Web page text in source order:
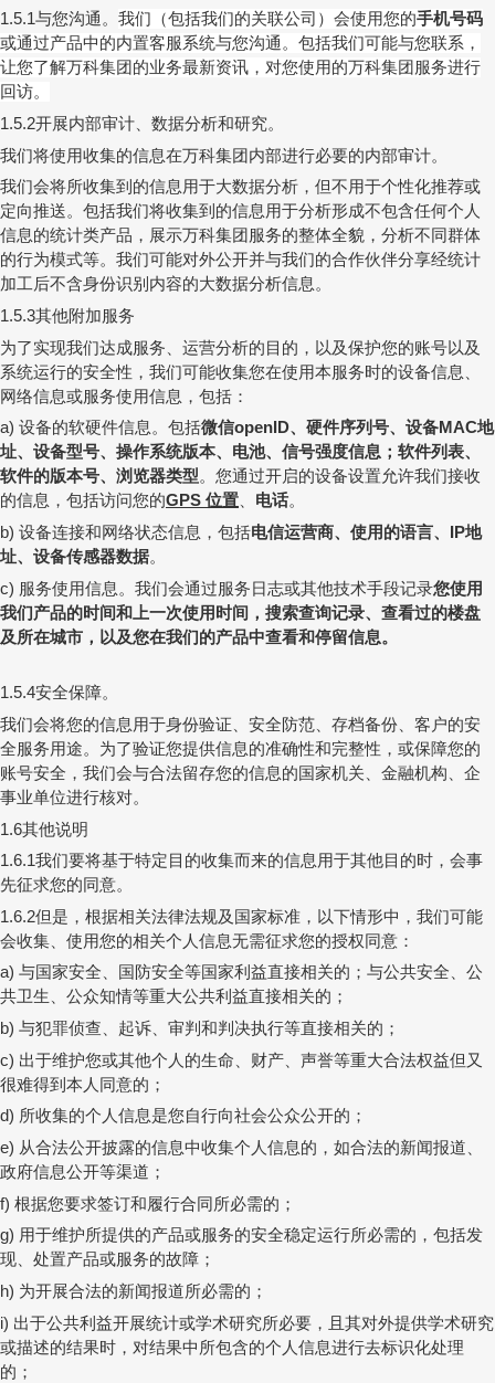
1.5.1与您沟通。 我们（包括我们的关联公司）会使用您的手机号码
或通过产品中的内置客服系统与您沟通。包括我们可能与您联系，
让您了解万科集团的业务最新资讯，对您使用的万科集团服务进行
回访。
1.5.2开展内部审计、数据分析和研究。
我们将使用收集的信息在万科集团内部进行必要的内部审计。
我们会将所收集到的信息用于大数据分析，但不用于个性化推荐或
定向推送。包括我们将收集到的信息用于分析形成不包含任何个人
信息的统计类产品，展示万科集团服务的整体全貌，分析不同群体
的行为模式等。我们可能对外公开并与我们的合作伙伴分享经统计
加工后不含身份识别内容的大数据分析信息。
1.5.3其他附加服务
为了实现我们达成服务、运营分析的目的，以及保护您的账号以及
系统运行的安全性，我们可能收集您在使用本服务时的设备信息、
网络信息或服务使用信息，包括：
a) 设备的软硬件信息。包括微信openID、硬件序列号、设备MAC地
址、设备型号、操作系统版本、电池、信号强度信息；软件列表、
软件的版本号、浏览器类型。您通过开启的设备设置允许我们接收
的信息，包括访问您的GPS 位置、 电话。
b) 设备连接和网络状态信息，包括电信运营商、使用的语言、 IP地
址、设备传感器数据。
c) 服务使用信息。我们会通过服务日志或其他技术手段记录您使用
我们产品的时间和上一次使用时间，搜索查询记录、查看过的楼盘
及所在城市，以及您在我们的产品中查看和停留信息。
1.5.4安全保障。
我们会将您的信息用于身份验证、安全防范、存档备份、客户的安
全服务用途。为了验证您提供信息的准确性和完整性，或保障您的
账号安全，我们会与合法留存您的信息的国家机关、金融机构、企
事业单位进行核对。
1.6其他说明
1.6.1我们要将基于特定目的收集而来的信息用于其他目的时，会事
先征求您的同意。
1.6.2但是，根据相关法律法规及国家标准，以下情形中，我们可能
会收集、使用您的相关个人信息无需征求您的授权同意：
a) 与国家安全、国防安全等国家利益直接相关的；与公共安全、公
共卫生、公众知情等重大公共利益直接相关的；
b) 与犯罪侦查、起诉、审判和判决执行等直接相关的；
c) 出于维护您或其他个人的生命、财产、声誉等重大合法权益但又
很难得到本人同意的；
d) 所收集的个人信息是您自行向社会公众公开的；
e) 从合法公开披露的信息中收集个人信息的，如合法的新闻报道、
政府信息公开等渠道；
f) 根据您要求签订和履行合同所必需的；
g) 用于维护所提供的产品或服务的安全稳定运行所必需的，包括发
现、处置产品或服务的故障；
h) 为开展合法的新闻报道所必需的；
i) 出于公共利益开展统计或学术研究所必要，且其对外提供学术研究
或描述的结果时，对结果中所包含的个人信息进行去标识化处理
的；